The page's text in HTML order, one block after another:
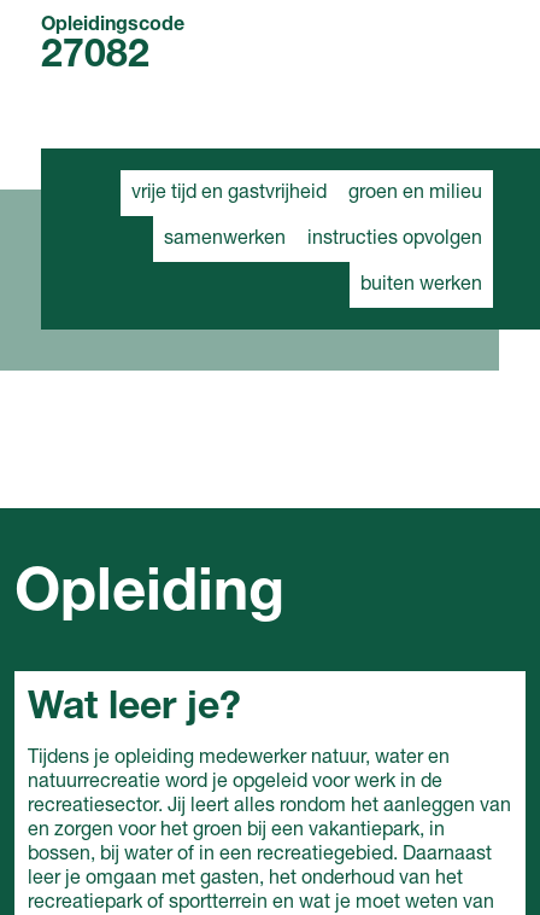
Opleidingscode
27082
vrije tijd en gastvrijheid groen en milieu
samenwerken instructies opvolgen
buiten werken
Opleiding
Wat leer je?
Tijdens je opleiding medewerker natuur, water en
natuurrecreatie word je opgeleid voor werk in de
recreatiesector. Jij leert alles rondom het aanleggen van
en zorgen voor het groen bij een vakantiepark, in
bossen, bij water of in een recreatiegebied. Daarnaast
leer je omgaan met gasten, het onderhoud van het
recreatiepark of sportterrein en wat je moet weten van